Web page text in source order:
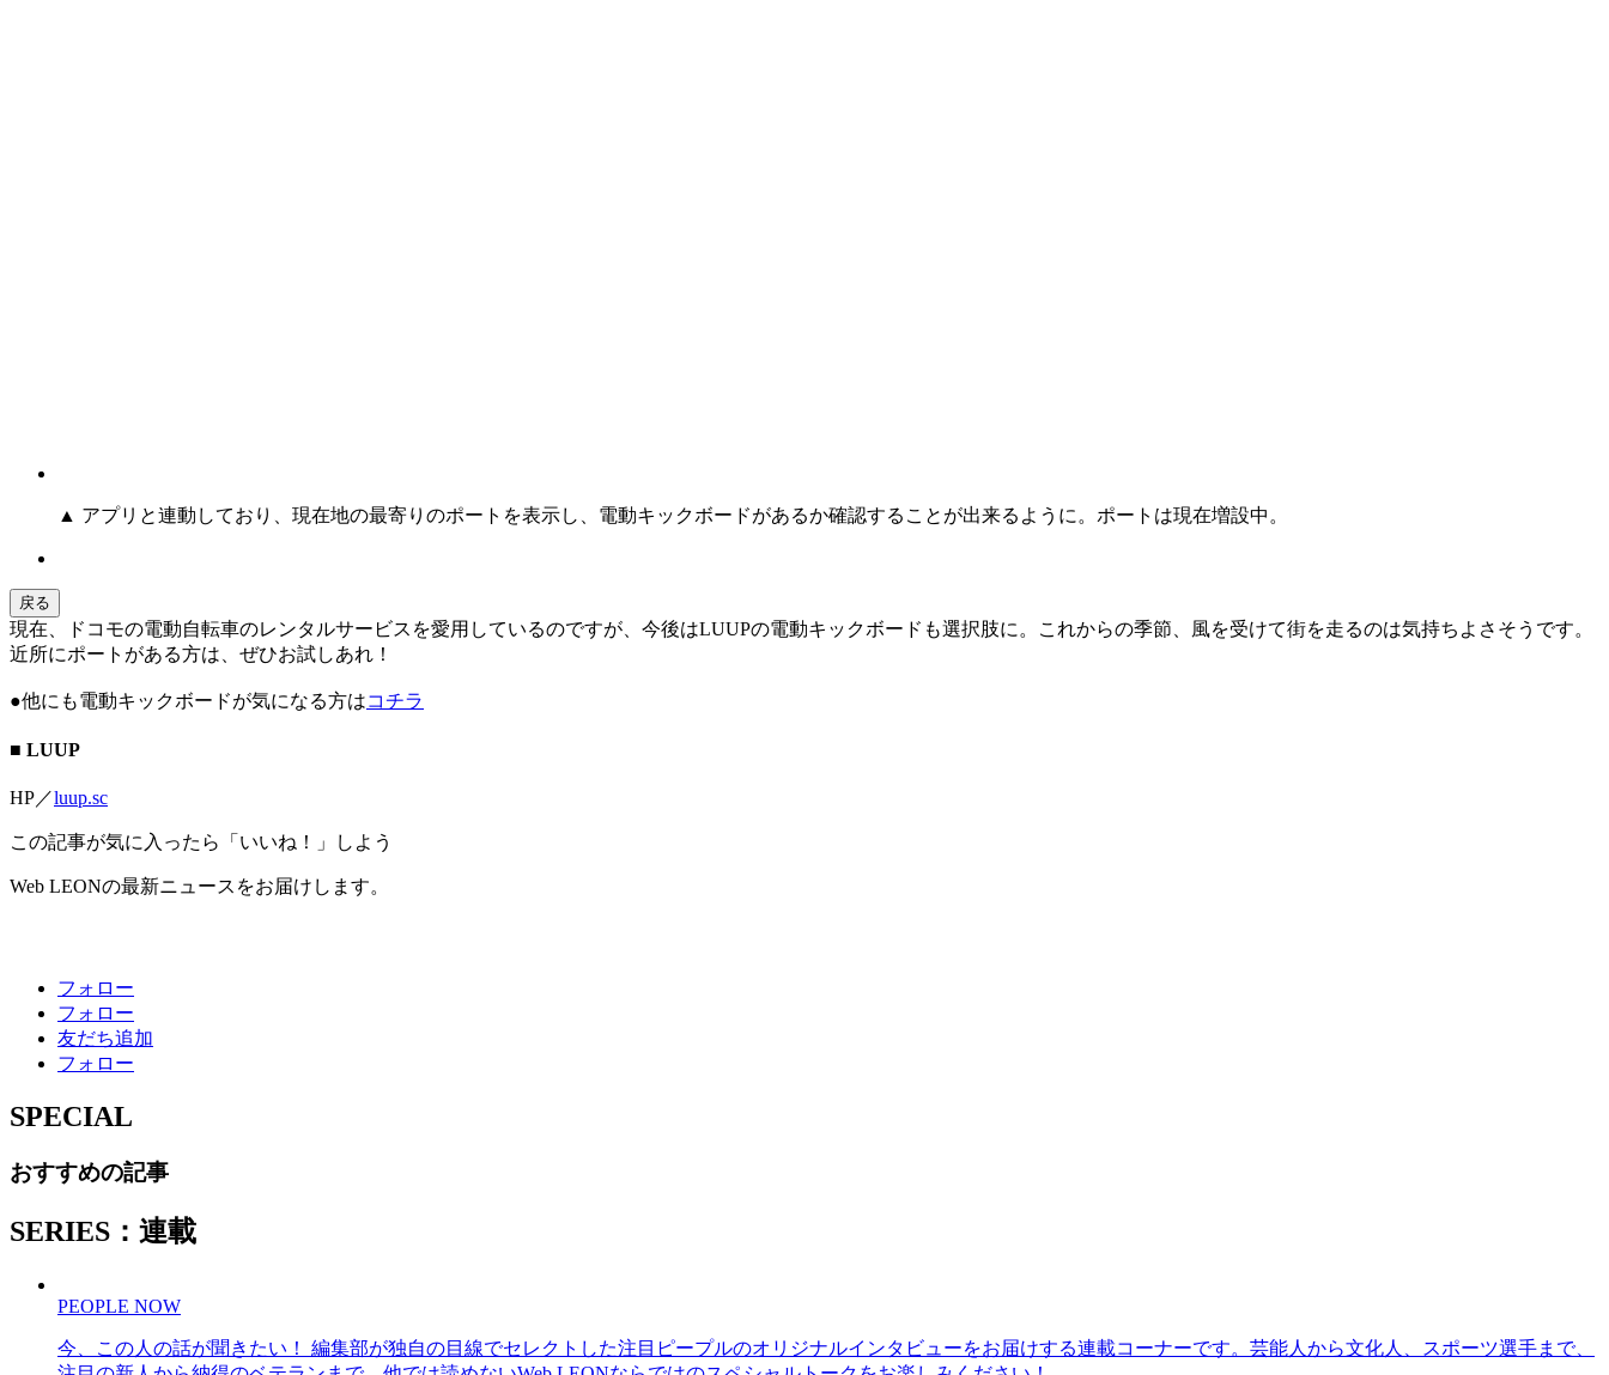
▲ アプリと連動しており、現在地の最寄りのポートを表示し、電動キックボードがあるか確認することが出来るように。ポートは現在増設中。
戻る
現在、ドコモの電動自転車のレンタルサービスを愛用しているのですが、今後はLUUPの電動キックボードも選択肢に。これからの季節、風を受けて街を走るのは気持ちよさそうです。
近所にポートがある方は、ぜひお試しあれ！
●他にも電動キックボードが気になる方はコチラ
■ LUUP
HP／luup.sc
この記事が気に入ったら「いいね！」しよう
Web LEONの最新ニュースをお届けします。
フォロー
フォロー
友だち追加
フォロー
SPECIAL
おすすめの記事
SERIES：連載
PEOPLE NOW
今、この人の話が聞きたい！ 編集部が独自の目線でセレクトした注目ピープルのオリジナルインタビューをお届けする連載コーナーです。芸能人から文化人、スポーツ選手まで、